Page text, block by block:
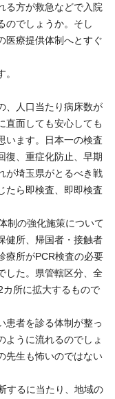
る方が救急などで入院
のでしょうか。そし
医療提供体制へとすぐ
、人口当たり病床数が
直面しても安心しても
います。日本一の検査
復、重症化防止、早期
が埼玉県がとるべき戦
たら即検査、即即検査
制の強化施策について
健所、帰国者・接触者
療所がPCR検査の必要
した。県管轄区分、全
所に拡大するもので
患者を診る体制が整っ
ように流れるのでしょ
先生も怖いのではない
するに当たり、地域の